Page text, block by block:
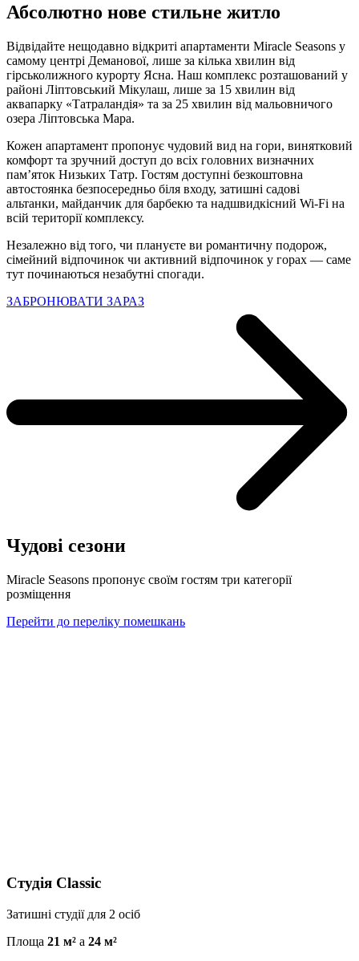
Абсолютно нове стильне житло
Відвідайте нещодавно відкриті апартаменти Miracle Seasons у
самому центрі Деманової, лише за кілька хвилин від
гірськолижного курорту Ясна. Наш комплекс розташований у
районі Ліптовський Мікулаш, лише за 15 хвилин від
аквапарку «Татраландія» та за 25 хвилин від мальовничого
озера Ліптовська Мара.
Кожен апартамент пропонує чудовий вид на гори, винятковий
комфорт та зручний доступ до всіх головних визначних
пам’яток Низьких Татр. Гостям доступні безкоштовна
автостоянка безпосередньо біля входу, затишні садові
альтанки, майданчик для барбекю та надшвидкісний Wi-Fi на
всій території комплексу.
Незалежно від того, чи плануєте ви романтичну подорож,
сімейний відпочинок чи активний відпочинок у горах — саме
тут починаються незабутні спогади.
ЗАБРОНЮВАТИ ЗАРАЗ
Чудові сезони
Miracle Seasons пропонує своїм гостям три категорії
розміщення
Перейти до переліку помешкань
Студія Classic
Затишні студії для 2 осіб
Площа 21 м² a 24 м²